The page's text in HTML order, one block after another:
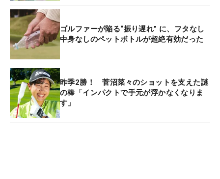
ゴルファーが陥る“振り遅れ” に、フタなし
中身なしのペットボトルが超絶有効だった
昨季2勝！ 菅沼菜々のショットを支えた謎
の棒「インパクトで手元が浮かなくなりま
す」